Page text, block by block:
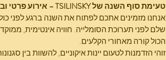
טעימת סוף השנה של TSILINSKY – אירוע פרטי ובלתי-חוזר במרכז הלוגיסטי החדש
אנחנו מזמינים אתכם לפתוח את השנה ברגע לפני
שלם לפני תערוכת הסומלייה. חוויה אינטימית,
הכול קורה מאחורי הקלעים.
זוהי הזדמנות לטעום יינות איקוניים, להשוות בין